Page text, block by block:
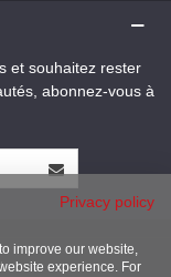
et souhaitez rester
abonnez-vous à
Privacy policy
improve our website,
experience. For